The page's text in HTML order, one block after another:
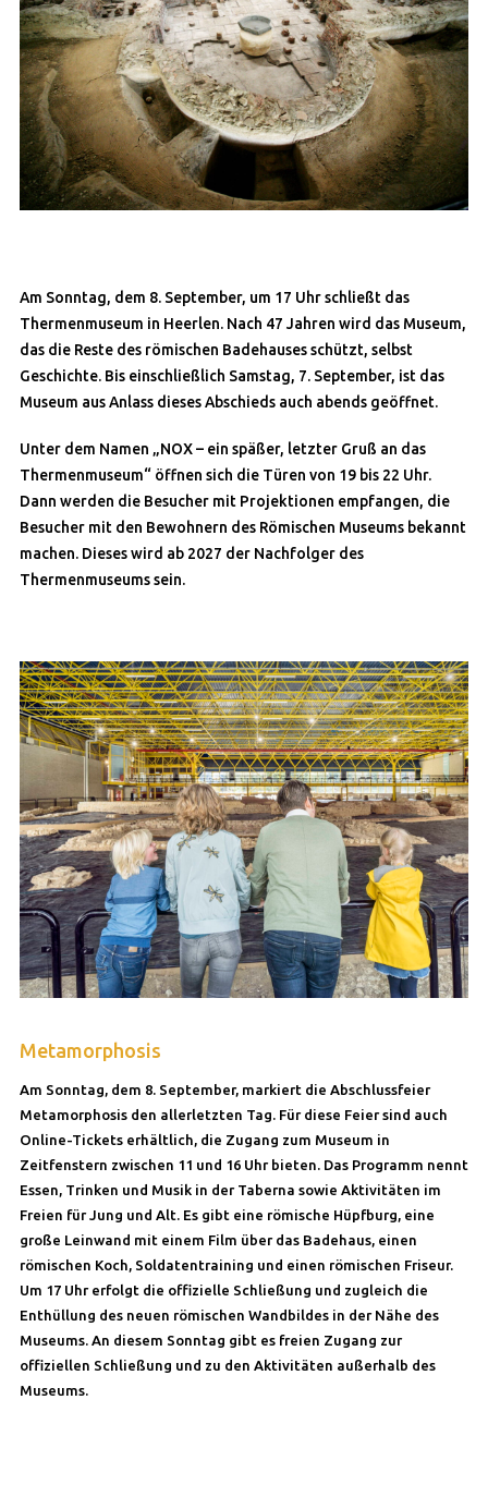
Am Sonntag, dem 8. September, um 17 Uhr schließt das
Thermenmuseum in Heerlen. Nach 47 Jahren wird das Museum,
das die Reste des römischen Badehauses schützt, selbst
Geschichte. Bis einschließlich Samstag, 7. September, ist das
Museum aus Anlass dieses Abschieds auch abends geöffnet.
Unter dem Namen „NOX – ein späßer, letzter Gruß an das
Thermenmuseum“ öffnen sich die Türen von 19 bis 22 Uhr.
Dann werden die Besucher mit Projektionen empfangen, die
Besucher mit den Bewohnern des Römischen Museums bekannt
machen. Dieses wird ab 2027 der Nachfolger des
Thermenmuseums sein.
Metamorphosis
Am Sonntag, dem 8. September, markiert die Abschlussfeier
Metamorphosis den allerletzten Tag. Für diese Feier sind auch
Online-Tickets erhältlich, die Zugang zum Museum in
Zeitfenstern zwischen 11 und 16 Uhr bieten. Das Programm nennt
Essen, Trinken und Musik in der Taberna sowie Aktivitäten im
Freien für Jung und Alt. Es gibt eine römische Hüpfburg, eine
große Leinwand mit einem Film über das Badehaus, einen
römischen Koch, Soldatentraining und einen römischen Friseur.
Um 17 Uhr erfolgt die offizielle Schließung und zugleich die
Enthüllung des neuen römischen Wandbildes in der Nähe des
Museums. An diesem Sonntag gibt es freien Zugang zur
offiziellen Schließung und zu den Aktivitäten außerhalb des
Museums.